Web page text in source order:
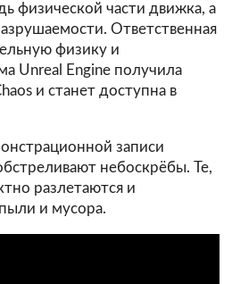
физической части движка, а
Ответственная
физику и
Unreal Engine получила
и станет доступна в
записи
небоскрёбы. Те,
разлетаются и
и мусора.